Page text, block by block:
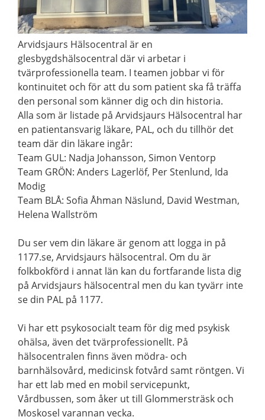
Arvidsjaurs Hälsocentral är en
glesbygdshälsocentral där vi arbetar i
tvärprofessionella team. I teamen jobbar vi för
kontinuitet och för att du som patient ska få träffa
den personal som känner dig och din historia.
Alla som är listade på Arvidsjaurs Hälsocentral har
en patientansvarig läkare, PAL, och du tillhör det
team där din läkare ingår:
Team GUL: Nadja Johansson, Simon Ventorp
Team GRÖN: Anders Lagerlöf, Per Stenlund, Ida
Modig
Team BLÅ: Sofia Åhman Näslund, David Westman,
Helena Wallström
Du ser vem din läkare är genom att logga in på
1177.se, Arvidsjaurs hälsocentral. Om du är
folkbokförd i annat län kan du fortfarande lista dig
på Arvidsjaurs hälsocentral men du kan tyvärr inte
se din PAL på 1177.
Vi har ett psykosocialt team för dig med psykisk
ohälsa, även det tvärprofessionellt. På
hälsocentralen finns även mödra- och
barnhälsovård, medicinsk fotvård samt röntgen. Vi
har ett lab med en mobil servicepunkt,
Vårdbussen, som åker ut till Glommersträsk och
Moskosel varannan vecka.